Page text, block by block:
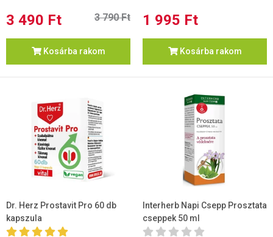
3 490 Ft 3 790 Ft
Kosárba rakom
1 995 Ft
Kosárba rakom
Dr. Herz Prostavit Pro 60 db
kapszula
Interherb Napi Csepp Prosztata
cseppek 50 ml